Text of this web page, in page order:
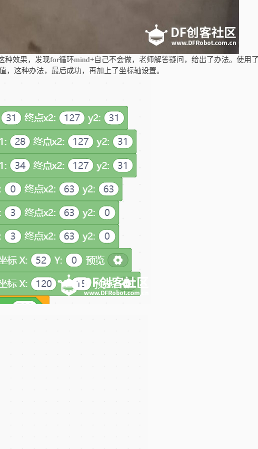
种效果，发现for循环mind+自己不会做，老师解答疑问，给出了办法。使用
，这种办法，最后成功，再加上了坐标轴设置。